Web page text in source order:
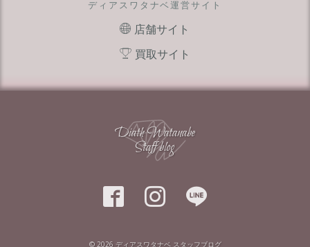
ディアスワタナベ運営サイト
店舗サイト
買取サイト
Diath Watanabe
Staff blog
  
© 2026 ディアスワタナベ スタッフブログ